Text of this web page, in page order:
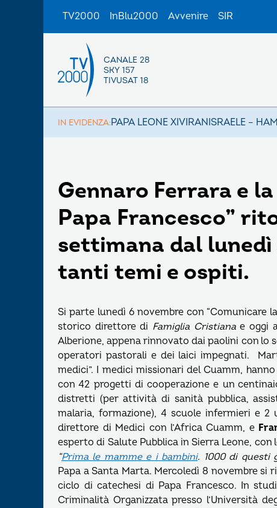
TV2000 InBlu2000 Avvenire SIR
CANALE 28
SKY 157
TIVUSAT 18
IN EVIDENZA:PAPA LEONE XIVIRANISRAELE –
Gennaro Ferrara e
Papa Francesco”
settimana dal lunedì
tanti temi e ospiti.
Si parte lunedì 6 novembre con “Comunicare
storico direttore di Famiglia Cristianae oggi
Alberione, appena rinnovato dai paolini con lo
operatori pastorali e dei laici impegnati.
medici”. I medici missionari del Cuamm,
con 42 progetti di cooperazione e un
distretti (per attività di sanità pubblica,
malaria, formazione), 4 scuole infermieri e 2
direttore di Medici con l’Africa Cuamm, e
esperto di Salute Pubblica in Sierra Leone,
“Prima le mamme e i bambini. 1000 di questi
Papa a Santa Marta. Mercoledì 8 novembre si
ciclo di catechesi di Papa Francesco. In
Criminalità Organizzata presso l’Università